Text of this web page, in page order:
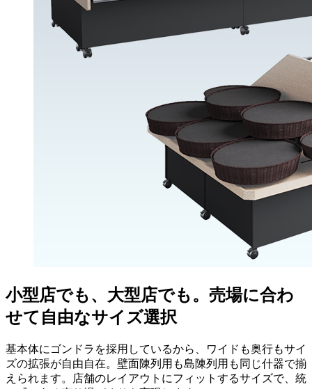
小型店でも、大型店でも。売場に合わ
せて自由なサイズ選択
基本体にゴンドラを採用しているから、ワイドも奥行もサイ
ズの拡張が自由自在。壁面陳列用も島陳列用も同じ什器で揃
えられます。店舗のレイアウトにフィットするサイズで、統